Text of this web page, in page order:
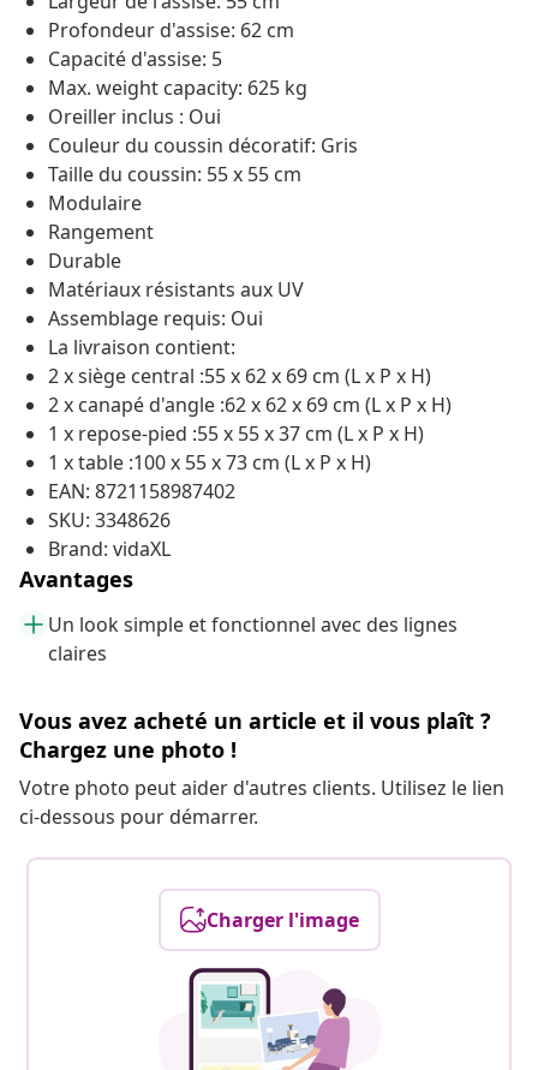
Profondeur d'assise: 62 cm
Capacité d'assise: 5
Max. weight capacity: 625 kg
Oreiller inclus : Oui
Couleur du coussin décoratif: Gris
Taille du coussin: 55 x 55 cm
Modulaire
Rangement
Durable
Matériaux résistants aux UV
Assemblage requis: Oui
La livraison contient:
2 x siège central :55 x 62 x 69 cm (L x P x H)
2 x canapé d'angle :62 x 62 x 69 cm (L x P x H)
1 x repose-pied :55 x 55 x 37 cm (L x P x H)
1 x table :100 x 55 x 73 cm (L x P x H)
EAN: 8721158987402
SKU: 3348626
Brand: vidaXL
Avantages
Un look simple et fonctionnel avec des lignes
claires
Vous avez acheté un article et il vous plaît ?
Chargez une photo !
Votre photo peut aider d'autres clients. Utilisez le lien
ci-dessous pour démarrer.
Charger l'image